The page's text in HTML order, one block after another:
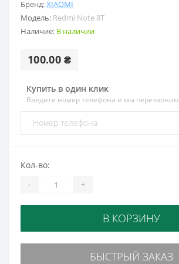
Бренд:XIAOMI
Модель: Redmi Note 8T
Наличие: В наличии
100.00 ₴
Купить в один клик
Введите номер телефона и мы перезвоним
Кол-во:
- +
В КОРЗИНУ
БЫСТРЫЙ ЗАКАЗ